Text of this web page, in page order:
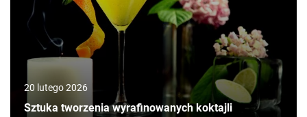
20 lutego 2026
Sztuka tworzenia wyrafinowanych koktajli